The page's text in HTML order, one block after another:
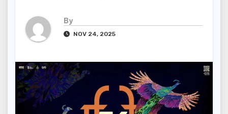
By
NOV 24, 2025